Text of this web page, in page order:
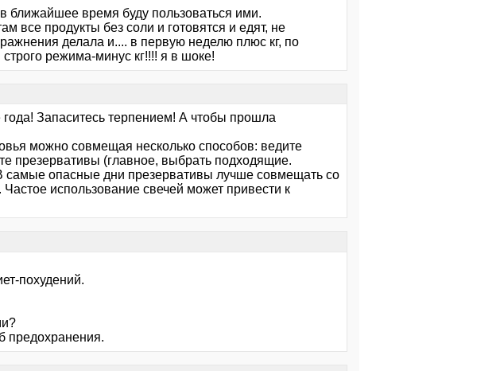
ближайшее время буду пользоваться ими.
все продукты без соли и готовятся и едят, не
делала и.... в первую неделю плюс кг, по
режима-минус кг!!!! я в шоке!
года! Запаситесь терпением! А чтобы прошла
можно совмещая несколько способов: ведите
презервативы (главное, выбрать подходящие.
самые опасные дни презервативы лучше совмещать со
использование свечей может привести к
похудений.
предохранения.